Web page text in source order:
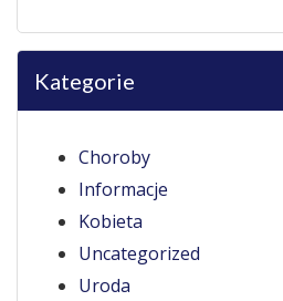
Kategorie
Choroby
Informacje
Kobieta
Uncategorized
Uroda